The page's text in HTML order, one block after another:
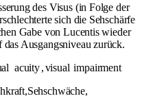
des Visus (in Folge der
sich die Sehschärfe
Gabe von Lucentis wieder
Ausgangsniveau zurück.
acuity,visual impairment